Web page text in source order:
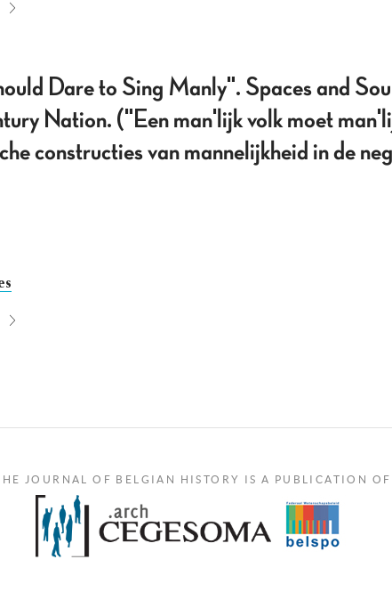
Dare to Sing Manly". Spaces and
Nation. ("Een man'lijk volk moet
constructies van mannelijkheid in de
JOURNAL OF BELGIAN HISTORY IS A PUBLICATION OF